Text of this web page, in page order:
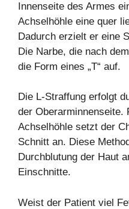
Innenseite des Armes
Achselhöhle eine quer
Dadurch erzielt er eine
Die Narbe, die nach
die Form eines „T“ auf.
Die L-Straffung erfolgt
der Oberarminnenseite.
Achselhöhle setzt der
Schnitt an. Diese
Durchblutung der Haut
Einschnitte.
Weist der Patient viel